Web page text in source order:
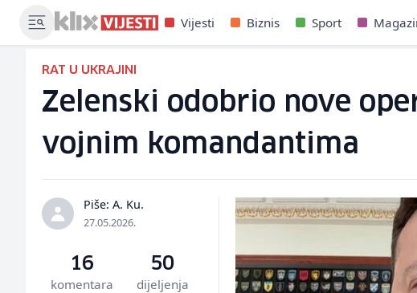
Vijesti Biznis Sport
RAT U UKRAJINI
Zelenski odobrio nove
vojnim komandantima
Piše: A. Ku.
27.05.2026.
16
komentara
50
dijeljenja